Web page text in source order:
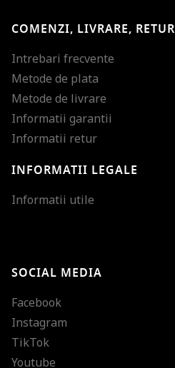
COMENZI, LIVRARE, RETUR
Intrebari frecvente
Metode de plata
Metode de livrare
Informatii garantii
Informatii retur
INFORMATII LEGALE
Informatii utile
SOCIAL MEDIA
Facebook
Instagram
TikTok
Youtube